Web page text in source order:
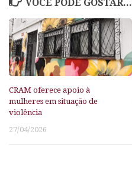
VOCÊ PODE GOSTAR...
CRAM oferece apoio à
mulheres em situação de
violência
27/04/2026